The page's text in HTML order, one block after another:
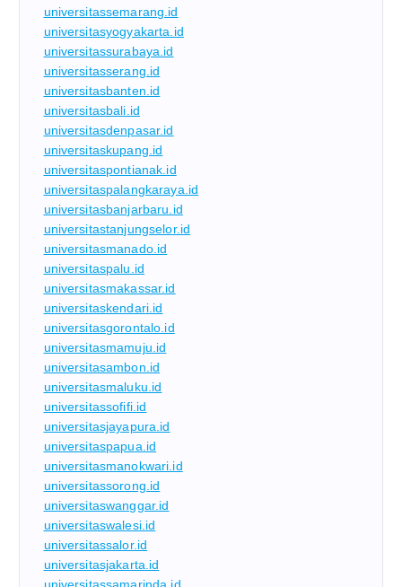
universitassemarang.id
universitasyogyakarta.id
universitassurabaya.id
universitasserang.id
universitasbanten.id
universitasbali.id
universitasdenpasar.id
universitaskupang.id
universitaspontianak.id
universitaspalangkaraya.id
universitasbanjarbaru.id
universitastanjungselor.id
universitasmanado.id
universitaspalu.id
universitasmakassar.id
universitaskendari.id
universitasgorontalo.id
universitasmamuju.id
universitasambon.id
universitasmaluku.id
universitassofifi.id
universitasjayapura.id
universitaspapua.id
universitasmanokwari.id
universitassorong.id
universitaswanggar.id
universitaswalesi.id
universitassalor.id
universitasjakarta.id
universitassamarinda.id